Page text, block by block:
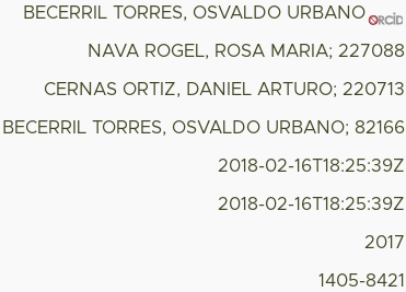
BECERRIL TORRES, OSVALDO URBANO
NAVA ROGEL, ROSA MARIA; 227088
CERNAS ORTIZ, DANIEL ARTURO; 220713
BECERRIL TORRES, OSVALDO URBANO; 82166
2018-02-16T18:25:39Z
2018-02-16T18:25:39Z
2017
1405-8421